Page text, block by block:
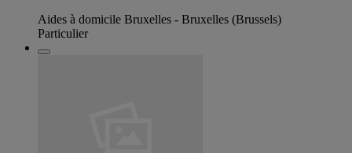
Aides à domicile Bruxelles - Bruxelles (Brussels)
Particulier